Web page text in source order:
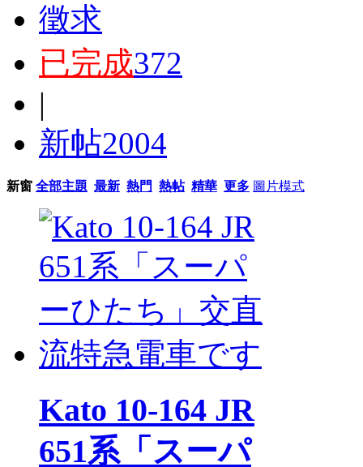
徵求
已完成372
|
新帖2004
新窗 全部主題 最新 熱門 熱帖 精華 更多 圖片模式
Kato 10-164 JR
651系「スーパ